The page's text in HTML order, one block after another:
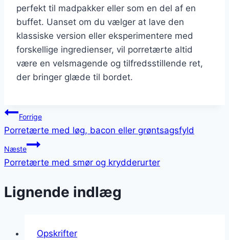
perfekt til madpakker eller som en del af en
buffet. Uanset om du vælger at lave den
klassiske version eller eksperimentere med
forskellige ingredienser, vil porretærte altid
være en velsmagende og tilfredsstillende ret,
der bringer glæde til bordet.
Indlægsnavigation
Forrige
Porretærte med løg, bacon eller grøntsagsfyld
Næste
Porretærte med smør og krydderurter
Lignende indlæg
Opskrifter